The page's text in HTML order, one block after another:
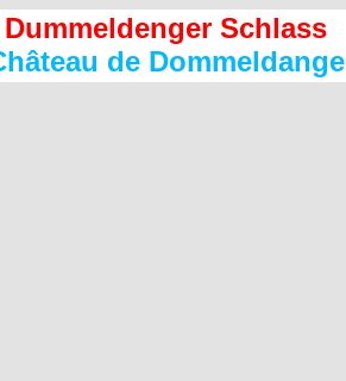
Dummeldenger Schlass
de Dommeldange